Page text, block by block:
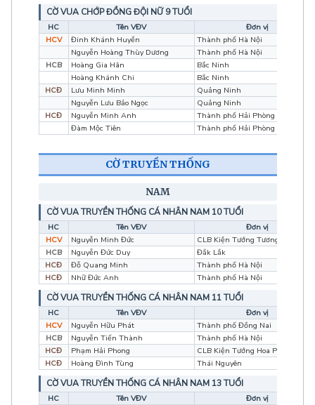
CỜ VUA CHỚP ĐỒNG ĐỘI NỮ 9 TUỔI
HC Tên VĐV
Đơn vị
HCV
Đinh Khánh Huyền
Thành phố Hà Nội
Nguyễn Hoàng Thùy Dương
Thành phố Hà Nội
HCB
Hoàng Gia Hân
Bắc Ninh
Hoàng Khánh Chi
Bắc Ninh
HCĐ
Lưu Minh Minh
Quảng Ninh
Nguyễn Lưu Bảo Ngọc
Quảng Ninh
HCĐ
Nguyễn Minh Anh
Thành phố Hải Phòng
Đàm Mộc Tiên
Thành phố Hải Phòng
CỜ TRUYỀN THỐNG
NAM
CỜ VUA TRUYỀN THỐNG CÁ NHÂN NAM 10 TUỔI
HC Tên VĐV
Đơn vị
HCV
Nguyễn Minh Đức
CLB Kiện Tướng Tương Lai
HCB
Nguyễn Đức Duy
Đắk Lắk
HCĐ
Đỗ Quang Minh
Thành phố Hà Nội
HCĐ
Nhữ Đức Anh Thành phố Hà Nội
CỜ VUA TRUYỀN THỐNG CÁ NHÂN NAM 11 TUỔI
HC Tên VĐV
Đơn vị
HCV
Nguyễn Hữu Phát
Thành phố Đồng Nai
HCB
Nguyễn Tiến Thành
Thành phố Hà Nội
HCĐ
Phạm Hải Phong
CLB Kiện Tướng Hoa Phượng Đỏ
HCĐ
Hoàng Đình Tùng Thái Nguyên
CỜ VUA TRUYỀN THỐNG CÁ NHÂN NAM 13 TUỔI
HC Tên VĐV
Đơn vị